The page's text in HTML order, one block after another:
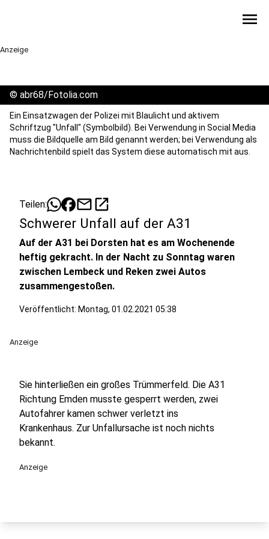
menu
Anzeige
© abr68/Fotolia.com
Ein Einsatzwagen der Polizei mit Blaulicht und aktivem
Schriftzug "Unfall" (Symbolbild). Bei Verwendung in Social Media
muss die Bildquelle am Bild genannt werden; bei Verwendung als
Nachrichtenbild spielt das System diese automatisch mit aus.
Teilen: mailopen_in_new
Schwerer Unfall auf der A31
Auf der A31 bei Dorsten hat es am Wochenende
heftig gekracht. In der Nacht zu Sonntag waren
zwischen Lembeck und Reken zwei Autos
zusammengestoßen.
Veröffentlicht: Montag, 01.02.2021 05:38
Anzeige
Sie hinterließen ein großes Trümmerfeld. Die A31
Richtung Emden musste gesperrt werden, zwei
Autofahrer kamen schwer verletzt ins
Krankenhaus. Zur Unfallursache ist noch nichts
bekannt.
Anzeige